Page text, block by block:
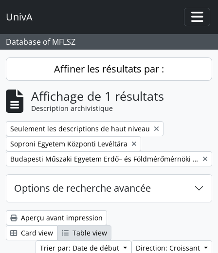
UnivA
Database of MFLSZ
Affiner les résultats par :
Affichage de 1 résultats
Description archivistique
Remove filter:
Seulement les descriptions de haut niveau
Remove filter:
Soproni Egyetem Központi Levéltára
Remove filter:
Budapesti Műszaki Egyetem Erdő– és Földmérőmérnöki Kar
Options de recherche avancée
Aperçu avant impression
Card view
Table view
Trier par: Date de début
Direction: Croissant